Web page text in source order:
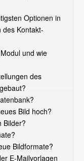
Optionen in
des Kontakt-
und wie
des
Bild hoch?
Bilder?
Bildformate?
E-Mailvorlagen